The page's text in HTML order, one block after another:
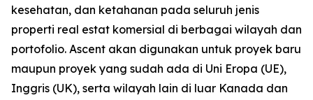
kesehatan, dan ketahanan pada seluruh jenis
properti real estat komersial di berbagai wilayah dan
portofolio. Ascent akan digunakan untuk proyek baru
maupun proyek yang sudah ada di Uni Eropa (UE),
Inggris (UK), serta wilayah lain di luar Kanada dan